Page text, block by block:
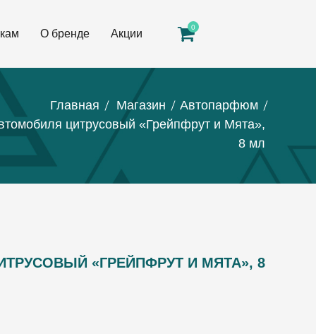
О бренде Акции
0
Главная Магазин
Автопарфюм
цитрусовый «Грейпфрут и Мята»,
8 мл
«ГРЕЙПФРУТ И МЯТА», 8